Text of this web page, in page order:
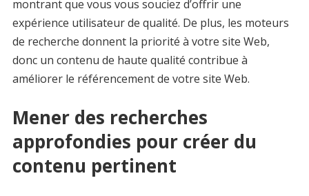
montrant que vous vous souciez d’offrir une
expérience utilisateur de qualité. De plus, les moteurs
de recherche donnent la priorité à votre site Web,
donc un contenu de haute qualité contribue à
améliorer le référencement de votre site Web.
Mener des recherches
approfondies pour créer du
contenu pertinent